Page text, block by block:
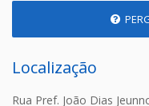
Localização
Rua Pref. João Dias